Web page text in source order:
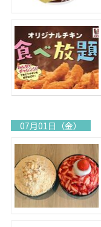
07月01日（金）